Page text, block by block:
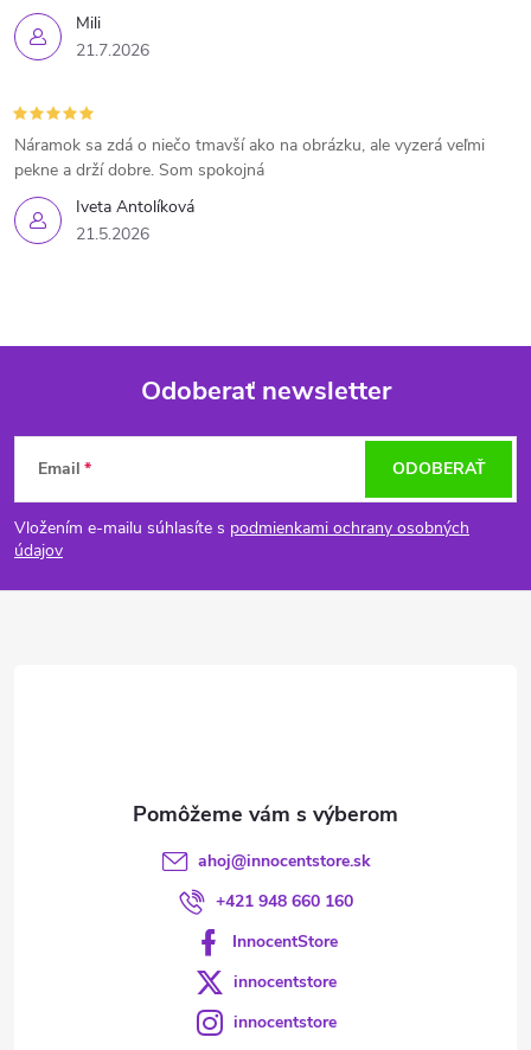
Mili
21.7.2026
Iveta Antolíková
21.5.2026
Náramok sa zdá o niečo tmavší ako na obrázku, ale vyzerá veľmi
pekne a drží dobre. Som spokojná
Z
á
p
Odoberať newsletter
Email
Vložením e-mailu súhlasíte s podmienkami ochrany osobných
údajov
ODOBERAŤ
ahoj@innocentstore.sk
+421 948 660 160
InnocentStore
innocentstore
innocentstore